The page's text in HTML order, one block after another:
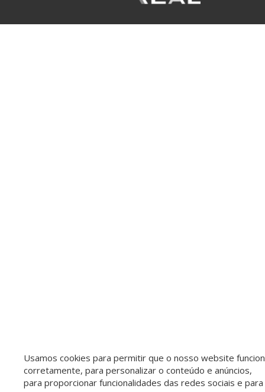
Usamos cookies para permitir que o nosso website
corretamente, para personalizar o conteúdo e anúncios,
para proporcionar funcionalidades das redes sociais e para